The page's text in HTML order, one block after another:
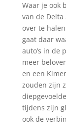
Waar je ook
van de
over te
gaat daar
auto’s in de
meer
en een
zouden zijn
tijdens zijn
ook de